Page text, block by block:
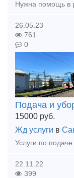
26.05.23
761
0
Подача и
15000 руб.
Жд услуги в
22.11.22
399